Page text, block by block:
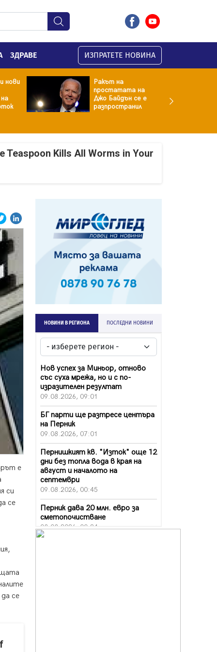
ЗДРАВЕ ИЗПРАТЕТЕ НОВИНА
нови
Ракът на
простатата на
Джо Байдън се е
разпространил
Teaspoon Kills All Worms in Your
е
си
се
се
НОВИНИ В РЕГИОНА ПОСЛЕДНИ НОВИНИ
Нов успех за Миньор, отново
със суха мрежа, но и с по-
изразителен резултат
09.08.2026, 09:01
БГ парти ще разтресе центъра
на Перник
09.08.2026, 07:01
Пернишкият кв. "Изток" още 12
дни без топла вода в края на
август и началото на
септември
09.08.2026, 00:45
Перник дава 20 млн. евро за
сметопочистване
08.08.2026, 00:24